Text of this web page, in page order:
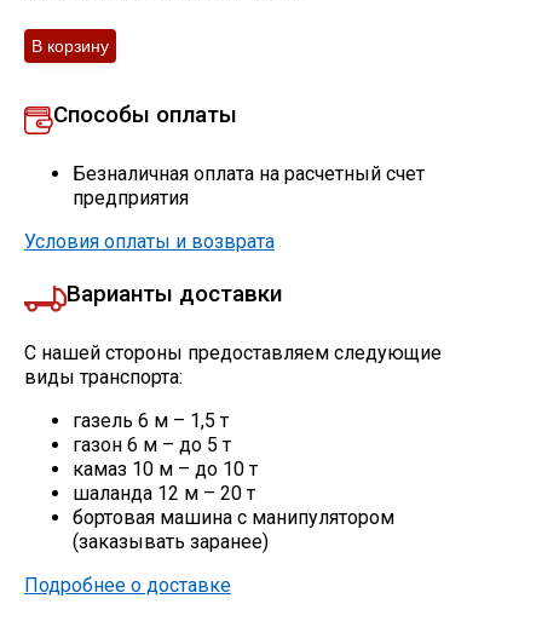
Способы оплаты
Безналичная оплата на расчетный счет
предприятия
Условия оплаты и возврата
Варианты доставки
С нашей стороны предоставляем следующие
виды транспорта:
газель 6 м – 1,5 т
газон 6 м – до 5 т
камаз 10 м – до 10 т
шаланда 12 м – 20 т
бортовая машина с манипулятором
(заказывать заранее)
Подробнее о доставке